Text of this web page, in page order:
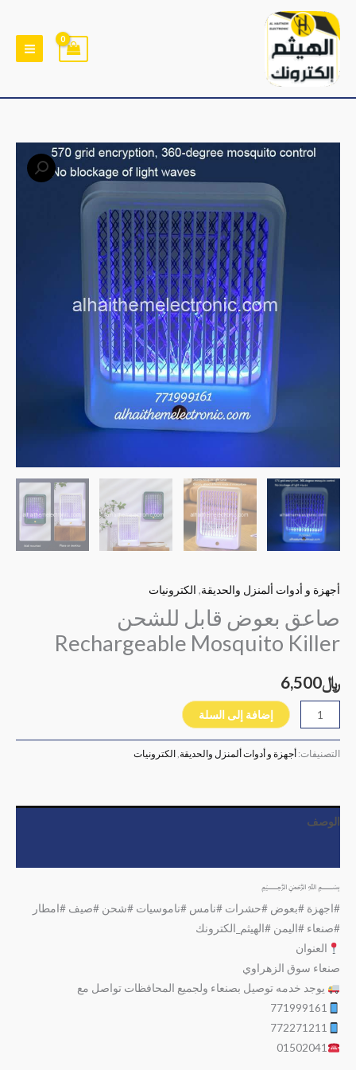
تخطي
المحتوى
أجهزة و أدوات ألمنزل والحديقة, الكترونيات
صاعق بعوض قابل للشحن
Rechargeable Mosquito Killer
﷼6,500
إضافة إلى السلة
التصنيفات: أجهزة و أدوات ألمنزل والحديقة الكترونيات
الوصف
﷽
#اجهزة #بعوض #حشرات #نامس #ناموسيات #شحن #صيف #امطار
#صنعاء #اليمن #الهيثم_الكترونك
العنوان
صنعاء سوق الزهراوي
يوجد خدمه توصيل بصنعاء ولجميع المحافظات تواصل مع
771999161
772271211
01502041